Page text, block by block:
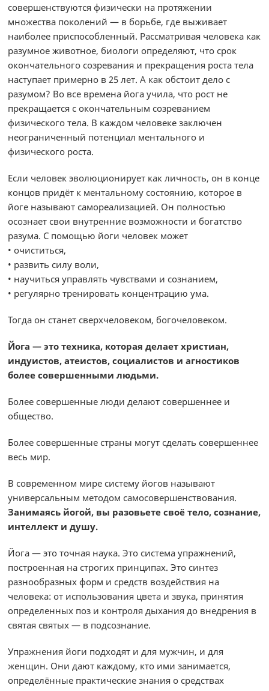
совершенствуются физически на протяжении
множества поколений — в борьбе, где выживает
наиболее приспособленный. Рассматривая человека как
разумное животное, биологи определяют, что срок
окончательного созревания и прекращения роста тела
наступает примерно в 25 лет. А как обстоит дело с
разумом? Во все времена йога учила, что рост не
прекращается с окончательным созреванием
физического тела. В каждом человеке заключен
неограниченный потенциал ментального и
физического роста.
Если человек эволюционирует как личность, он в конце
концов придёт к ментальному состоянию, которое в
йоге называют самореализацией. Он полностью
осознает свои внутренние возможности и богатство
разума. С помощью йоги человек может
• очиститься,
• развить силу воли,
• научиться управлять чувствами и сознанием,
• регулярно тренировать концентрацию ума.
Тогда он станет сверхчеловеком, богочеловеком.
Йога — это техника, которая делает христиан,
индуистов, атеистов, социалистов и агностиков
более совершенными людьми.
Более совершенные люди делают совершеннее и
общество.
Более совершенные страны могут сделать совершеннее
весь мир.
В современном мире систему йогов называют
универсальным методом самосовершенствования.
Занимаясь йогой, вы разовьете своё тело, сознание,
интеллект и душу.
Йога — это точная наука. Это система упражнений,
построенная на строгих принципах. Это синтез
разнообразных форм и средств воздействия на
человека: от использования цвета и звука, принятия
определенных поз и контроля дыхания до внедрения в
святая святых — в подсознание.
Упражнения йоги подходят и для мужчин, и для
женщин. Они дают каждому, кто ими занимается,
определённые практические знания о средствах